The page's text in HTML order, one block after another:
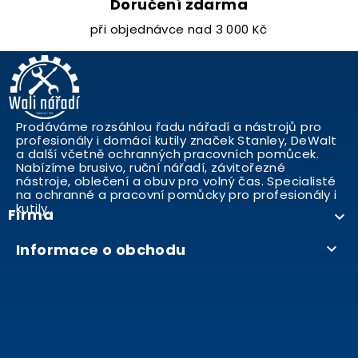
Doručení zdarma
při objednávce nad 3 000 Kč
Prodáváme rozsáhlou řadu nářadí a nástrojů pro
profesionály i domácí kutily značek Stanley, DeWalt
a další včetně ochranných pracovních pomůcek.
Nabízíme brusivo, ruční nářadí, závitořezné
nástroje, oblečení a obuv pro volný čas. Specialisté
na ochranné a pracovní pomůcky pro profesionály i
kutily..
Firma 
Informace o obchodu 